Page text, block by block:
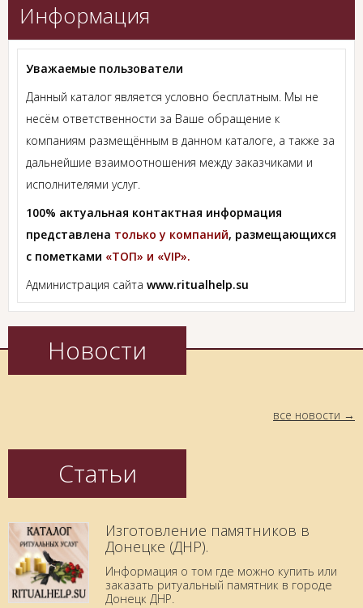
Информация
Уважаемые пользователи
Данный каталог является условно бесплатным. Мы не
несём ответственности за Ваше обращение к
компаниям размещённым в данном каталоге, а также за
дальнейшие взаимоотношения между заказчиками и
исполнителями услуг.
100% актуальная контактная информация
представлена только у компаний, размещающихся
с пометками «ТОП» и «VIP».
Администрация сайта www.ritualhelp.su
Новости
все новости
Статьи
Изготовление памятников в
Донецке (ДНР).
Информация о том где можно купить или
заказать ритуальный памятник в городе
Донецк ДНР.